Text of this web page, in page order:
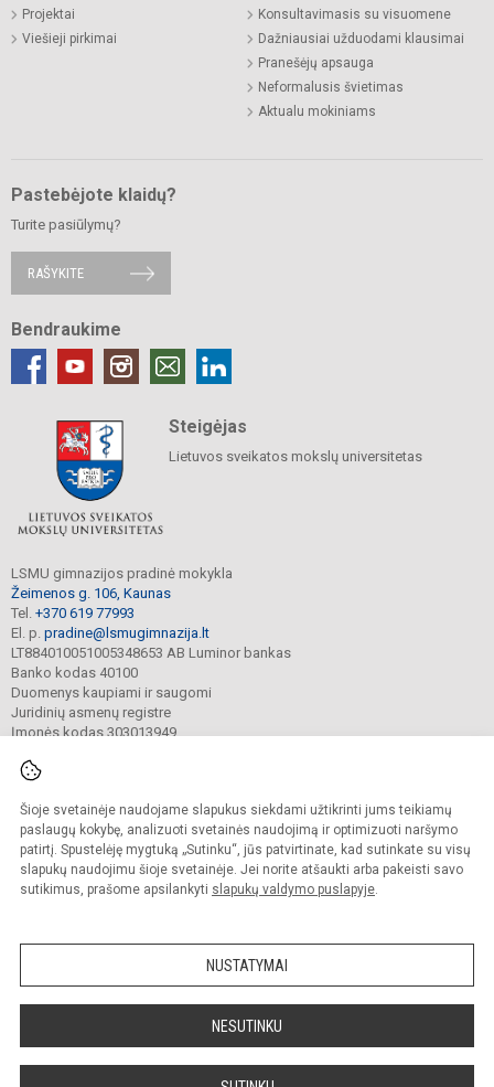
Šioje svetainėje naudojame slapukus siekdami užtikrinti jums teikiamų
paslaugų kokybę, analizuoti svetainės naudojimą ir optimizuoti naršymo
patirtį. Spustelėję mygtuką „Sutinku“, jūs patvirtinate, kad sutinkate su visų
slapukų naudojimu šioje svetainėje. Jei norite atšaukti arba pakeisti savo
sutikimus, prašome apsilankyti slapukų valdymo puslapyje.
NUSTATYMAI
NESUTINKU
Projektai
Viešieji pirkimai
Konsultavimasis su visuomene
Dažniausiai užduodami klausimai
Pranešėjų apsauga
Neformalusis švietimas
Aktualu mokiniams
Pastebėjote klaidų?
Turite pasiūlymų?
RAŠYKITE
Bendraukime
Steigėjas
Lietuvos sveikatos mokslų universitetas
LSMU gimnazijos pradinė mokykla
Žeimenos g. 106, Kaunas
Tel. +370 619 77993
El. p. pradine@lsmugimnazija.lt
LT884010051005348653 AB Luminor bankas
Banko kodas 40100
Duomenys kaupiami ir saugomi
Juridinių asmenų registre
Įmonės kodas 303013949
© 2022. LSMU gimnazijos pradinė mokykla. Visos teisės saugomos.
Kopijuoti turinį be raštiško mokyklos sutikimo griežtai draudžiama.
Prieinamumo paraiška Slapukų valdymas
Sumanus būdas atnaujinti